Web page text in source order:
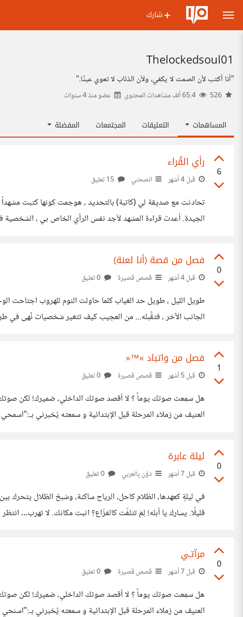
شارك
Thelockedsoul01
"أنا أكتب لأن الصمت لا يكفي، ولأن الذئاب لا تعوي عبثًا."
عضو منذ4 سنوات
المساهمات التعليقات المجتمعات المفضلة
6
رأي القُراء
قبل 4 أشهر انصحني
تحادثت مع صديقة لي (كاتبة) بالتحديد ، هوجمت كونها كتبت
الجيدة. أعدت قراءة المشهد لأجد نفس الرأي الخاص بي ، الشخصية
0
فصل من قصة (أنا لعنة)
قبل 4 أشهر قصص قصيرة
1
فصل من واتباد »™«
قبل 5 أشهر قصص قصيرة
هل سمِعت صوتك يوماً ؟ لا أقصد صوتك الداخلي، ضميرك! لكن صوتك
العنيف من زملاء المرحلة قبل الإبتدائية و سمعته يُخبرني
0
ليلة عابرة
قبل 7 أشهر دَوَّن بِالعربي
قليلًا. يسارك يا أبله! لِمَ تتلفّت كالفزّاع؟ اثبت مكانك. لا تهرب… انتظر هنا. أردتُ فقط… اللعب معك. #shewolverin
0
مرآتـي
قبل 7 أشهر قصص قصيرة